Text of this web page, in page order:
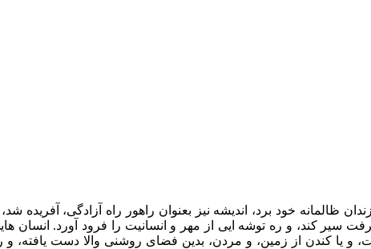
ظالمانه خود برد، اندیشه نیز بعنوان راهور راه آزادگی، آفریده شد،
سیر کند، و ره توشه ایی از مهر و انسانیت را فرود آورد. انسان
و یا کندن از زمین، و مردن، بدین فضای روشنی والا دست یافته، و